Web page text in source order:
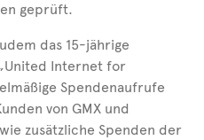
geprüft.
das 15-jährige
Internet for
Spendenaufrufe
von GMX und
zusätzliche Spenden der